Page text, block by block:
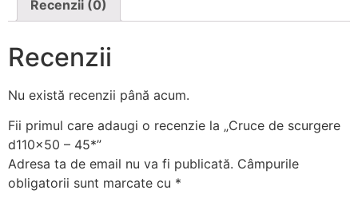
Recenzii (0)
Recenzii
Nu există recenzii până acum.
Fii primul care adaugi o recenzie la „Cruce de scurgere
d110x50 – 45*”
Adresa ta de email nu va fi publicată. Câmpurile
obligatorii sunt marcate cu *